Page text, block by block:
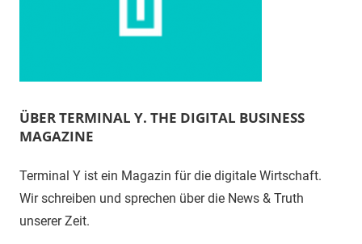
ÜBER TERMINAL Y. THE DIGITAL BUSINESS
MAGAZINE
Terminal Y ist ein Magazin für die digitale Wirtschaft.
Wir schreiben und sprechen über die News & Truth
unserer Zeit.